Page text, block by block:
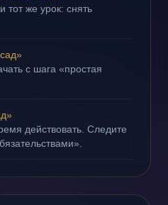
тот же урок: снять
с шага «простая
действовать. Следите